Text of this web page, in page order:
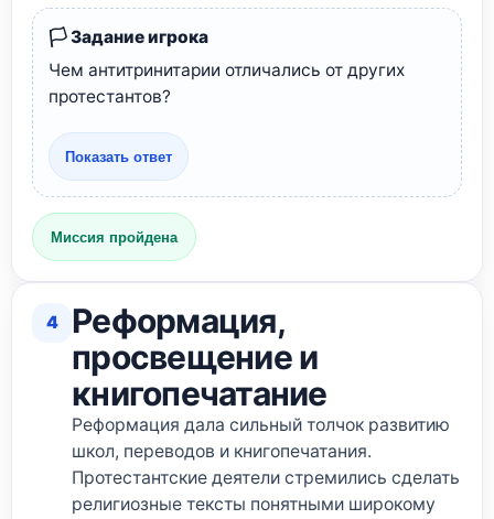
🏳️ Задание игрока
Чем антитринитарии отличались от других
протестантов?
Показать ответ
Миссия пройдена
4
Реформация,
просвещение и
книгопечатание
Реформация дала сильный толчок развитию
школ, переводов и книгопечатания.
Протестантские деятели стремились сделать
религиозные тексты понятными широкому